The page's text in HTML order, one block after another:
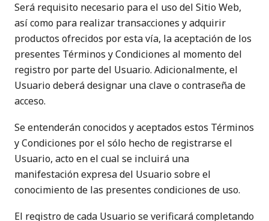
Será requisito necesario para el uso del Sitio Web,
así como para realizar transacciones y adquirir
productos ofrecidos por esta vía, la aceptación de los
presentes Términos y Condiciones al momento del
registro por parte del Usuario. Adicionalmente, el
Usuario deberá designar una clave o contraseña de
acceso.
Se entenderán conocidos y aceptados estos Términos
y Condiciones por el sólo hecho de registrarse el
Usuario, acto en el cual se incluirá una
manifestación expresa del Usuario sobre el
conocimiento de las presentes condiciones de uso.
El registro de cada Usuario se verificará completando